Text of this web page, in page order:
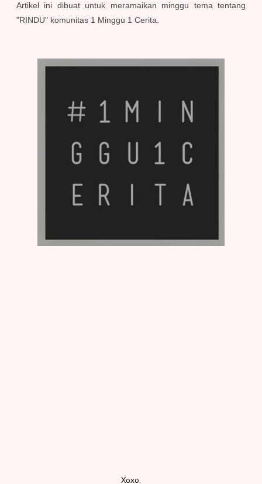
Artikel ini dibuat untuk meramaikan minggu tema tentang
"RINDU" komunitas 1 Minggu 1 Cerita.
Xoxo,